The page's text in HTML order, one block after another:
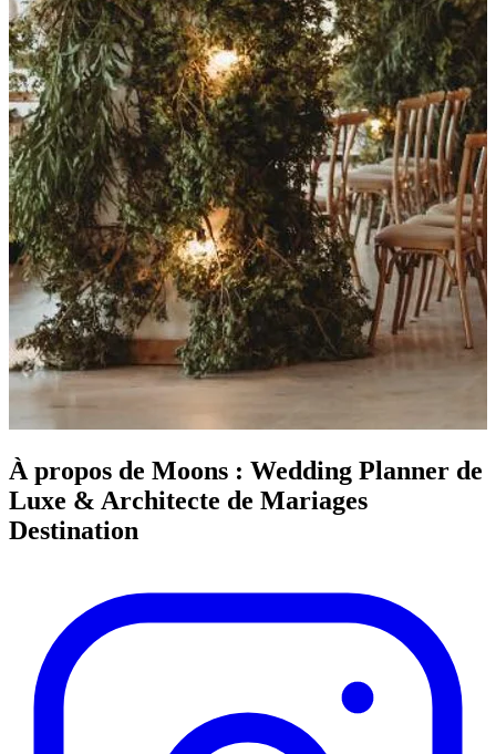
À propos de Moons : Wedding Planner de
Luxe & Architecte de Mariages
Destination